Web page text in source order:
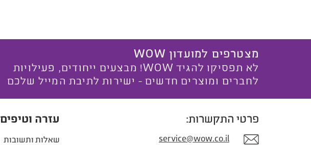
מצטרפים למועדון WOW
לא תפסיקו להגיד WOW! מבצעים ייחודים, פעילויות
לחברים ומוצרים חדשים - ישירות לתיבת המייל שלכם
פרטי התקשרות:
service@wow.co.il
עזרה וטיפים
שאלות ותשובות